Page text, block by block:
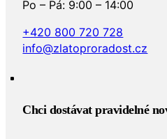
Po – Pá: 9:00 – 14:00
+420 800 720 728
info@zlatoproradost.cz
Chci dostávat pravidelné